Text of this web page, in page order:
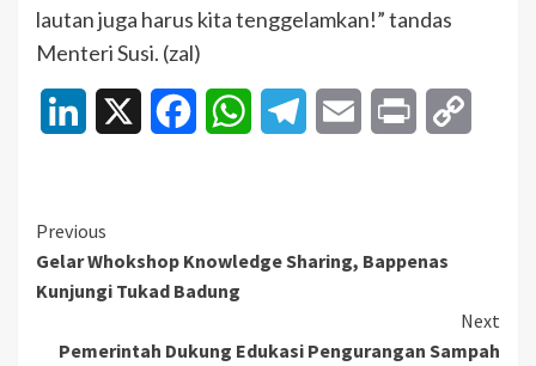
lautan juga harus kita tenggelamkan!” tandas
Menteri Susi. (zal)
LinkedIn FacebookWhatsAppTelegramEmail Print
Continue
Reading
Previous
Gelar Whokshop Knowledge Sharing, Bappenas
Kunjungi Tukad Badung
Next
Pemerintah Dukung Edukasi Pengurangan Sampah